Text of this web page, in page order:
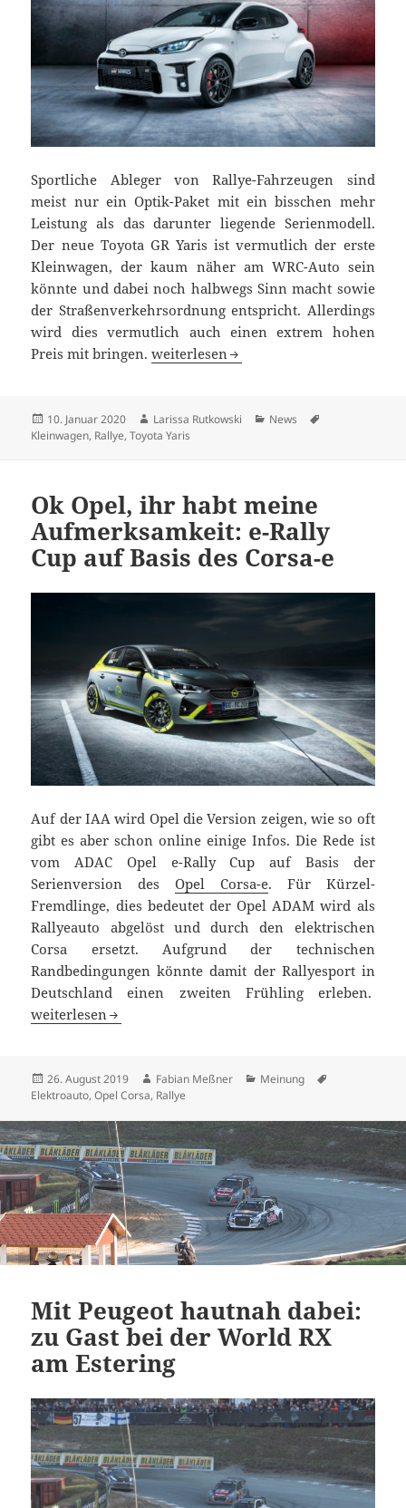
Sportliche Ableger von Rallye-Fahrzeugen sind
meist nur ein Optik-Paket mit ein bisschen mehr
Leistung als das darunter liegende Serienmodell.
Der neue Toyota GR Yaris ist vermutlich der erste
Kleinwagen, der kaum näher am WRC-Auto sein
könnte und dabei noch halbwegs Sinn macht sowie
der Straßenverkehrsordnung entspricht. Allerdings
wird dies vermutlich auch einen extrem hohen
Preis mit bringen.Toyota GR Yaris Weltpremiere: von
weiterlesen
Veröffentlicht
am
10. Januar 2020 Autor
Larissa Rutkowski Kategorien
News
Kleinwagen, Rallye,Toyota Yaris
Ok Opel, ihr habt meine
Aufmerksamkeit: e-Rally
Cup auf Basis des Corsa-e
Auf der IAA wird Opel die Version zeigen, wie so oft
gibt es aber schon online einige Infos. Die Rede ist
vom ADAC Opel e-Rally Cup auf Basis der
Serienversion desOpel Corsa-e. Für Kürzel-
Fremdlinge, dies bedeutet der Opel ADAM wird als
Rallyeauto abgelöst und durch den elektrischen
Corsa ersetzt. Aufgrund der technischen
Randbedingungen könnte damit der Rallyesport in
Deutschland einen zweiten Frühling erleben.
Ok Opel, ihr habt meine Aufmerksamkeit: e-Rally Cup auf
weiterlesen
Veröffentlicht
am
26. August 2019 Autor
Fabian Meßner Kategorien
Meinung
Elektroauto,Opel Corsa, Rallye
Mit Peugeot hautnah dabei:
zu Gast bei der World RX
am Estering